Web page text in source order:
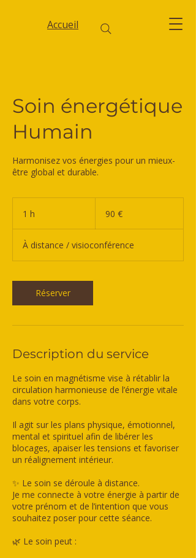
Accueil
Soin énergétique
Humain
Harmonisez vos énergies pour un mieux-
1 h 90 €
À distance / visioconférence
Réserver
Description du service
Le soin en magnétisme vise à rétablir la
circulation harmonieuse de l’énergie vitale
dans votre corps.
Il agit sur les plans physique, émotionnel,
mental et spirituel afin de libérer les
blocages, apaiser les tensions et favoriser
un réalignement intérieur.
✨ Le soin se déroule à distance.
Je me connecte à votre énergie à partir de
votre prénom et de l’intention que vous
souhaitez poser pour cette séance.
🌿 Le soin peut :